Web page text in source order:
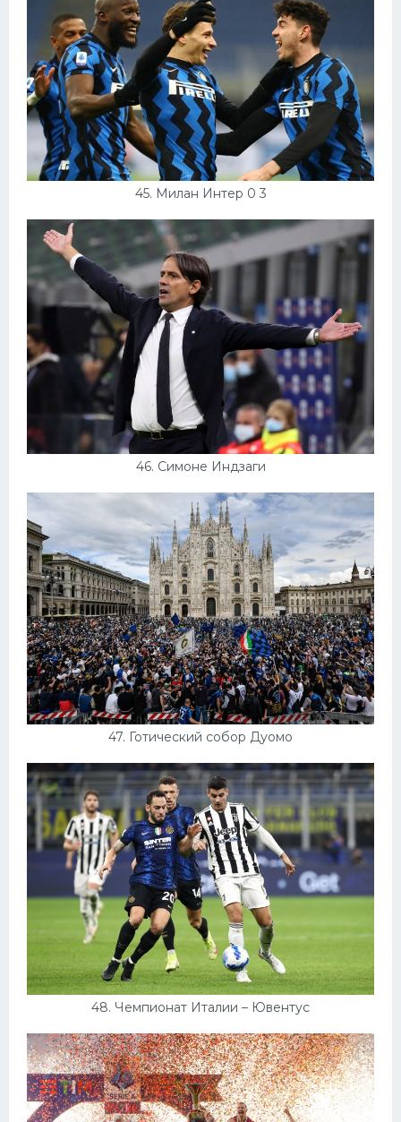
45. Милан Интер 0 3
46. Симоне Индзаги
47. Готический собор Дуомо
48. Чемпионат Италии – Ювентус